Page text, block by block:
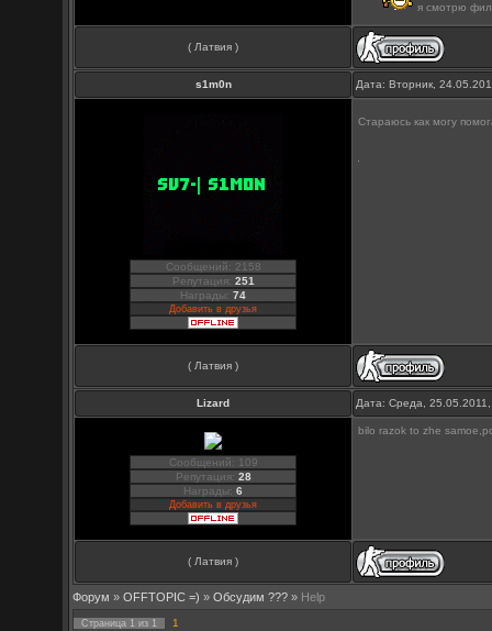
я смотрю
( Латвия )
s1m0n Дата: Вторник,
Сообщений: 2158
Репутация: 251
Награды:74
Добавить в друзья
Стараюсь как могу
( Латвия )
Lizard Дата: Среда,
Сообщений: 109
Репутация: 28
Награды:6
Добавить в друзья
bilo razok to zhe
( Латвия )
Форум » OFFTOPIC =) » Обсудим ??? » Help
Страница 1 из 1 1